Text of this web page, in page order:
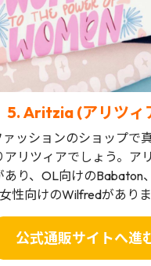
5. Aritzia (アリツィ
ァッションのショップで
アリツィアでしょう。ア
あり、OL向けのBabaton
性向けのWilfredがありま
公式通販サイトへ進